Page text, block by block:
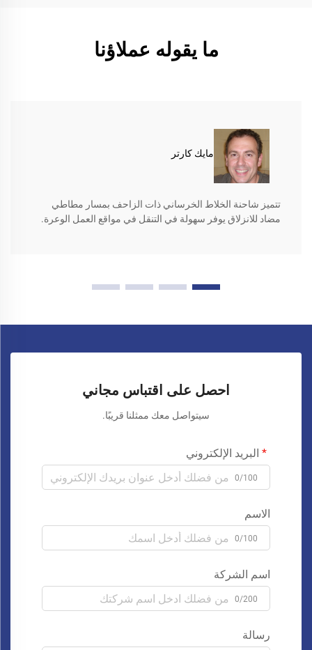
ما يقوله عملاؤنا
مايك كارتر
تتميز شاحنة الخلاط الخرساني ذات الزاحف بمسار مطاطي
مضاد للانزلاق يوفر سهولة في التنقل في مواقع العمل الوعرة.
احصل على اقتباس مجاني
سيتواصل معك ممثلنا قريبًا.
البريد الإلكتروني
0/100
الاسم
0/100
اسم الشركة
0/200
رسالة